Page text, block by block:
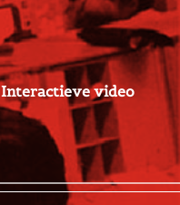
Interactieve video